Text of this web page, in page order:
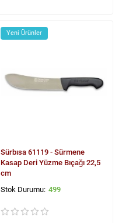
Yeni Ürünler
Sürbısa 61119 - Sürmene
Kasap Deri Yüzme Bıçağı 22,5
cm
499